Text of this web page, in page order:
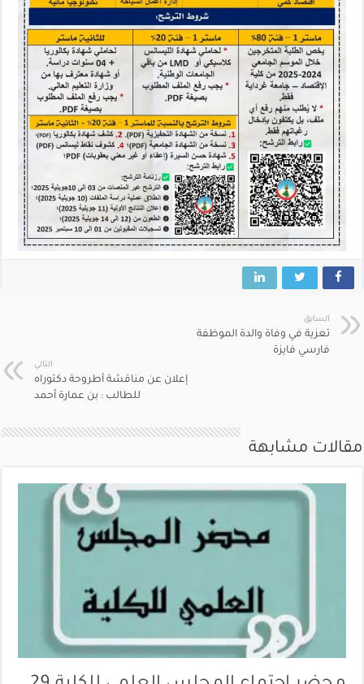
السابق
تعزية في وفاة والدة الموظفة
فارسي فايزة
التالي
إعلان عن مناقشة أطروحة دكتوراه
للطالب : بن عمارة أحمد
مقالات مشابهة